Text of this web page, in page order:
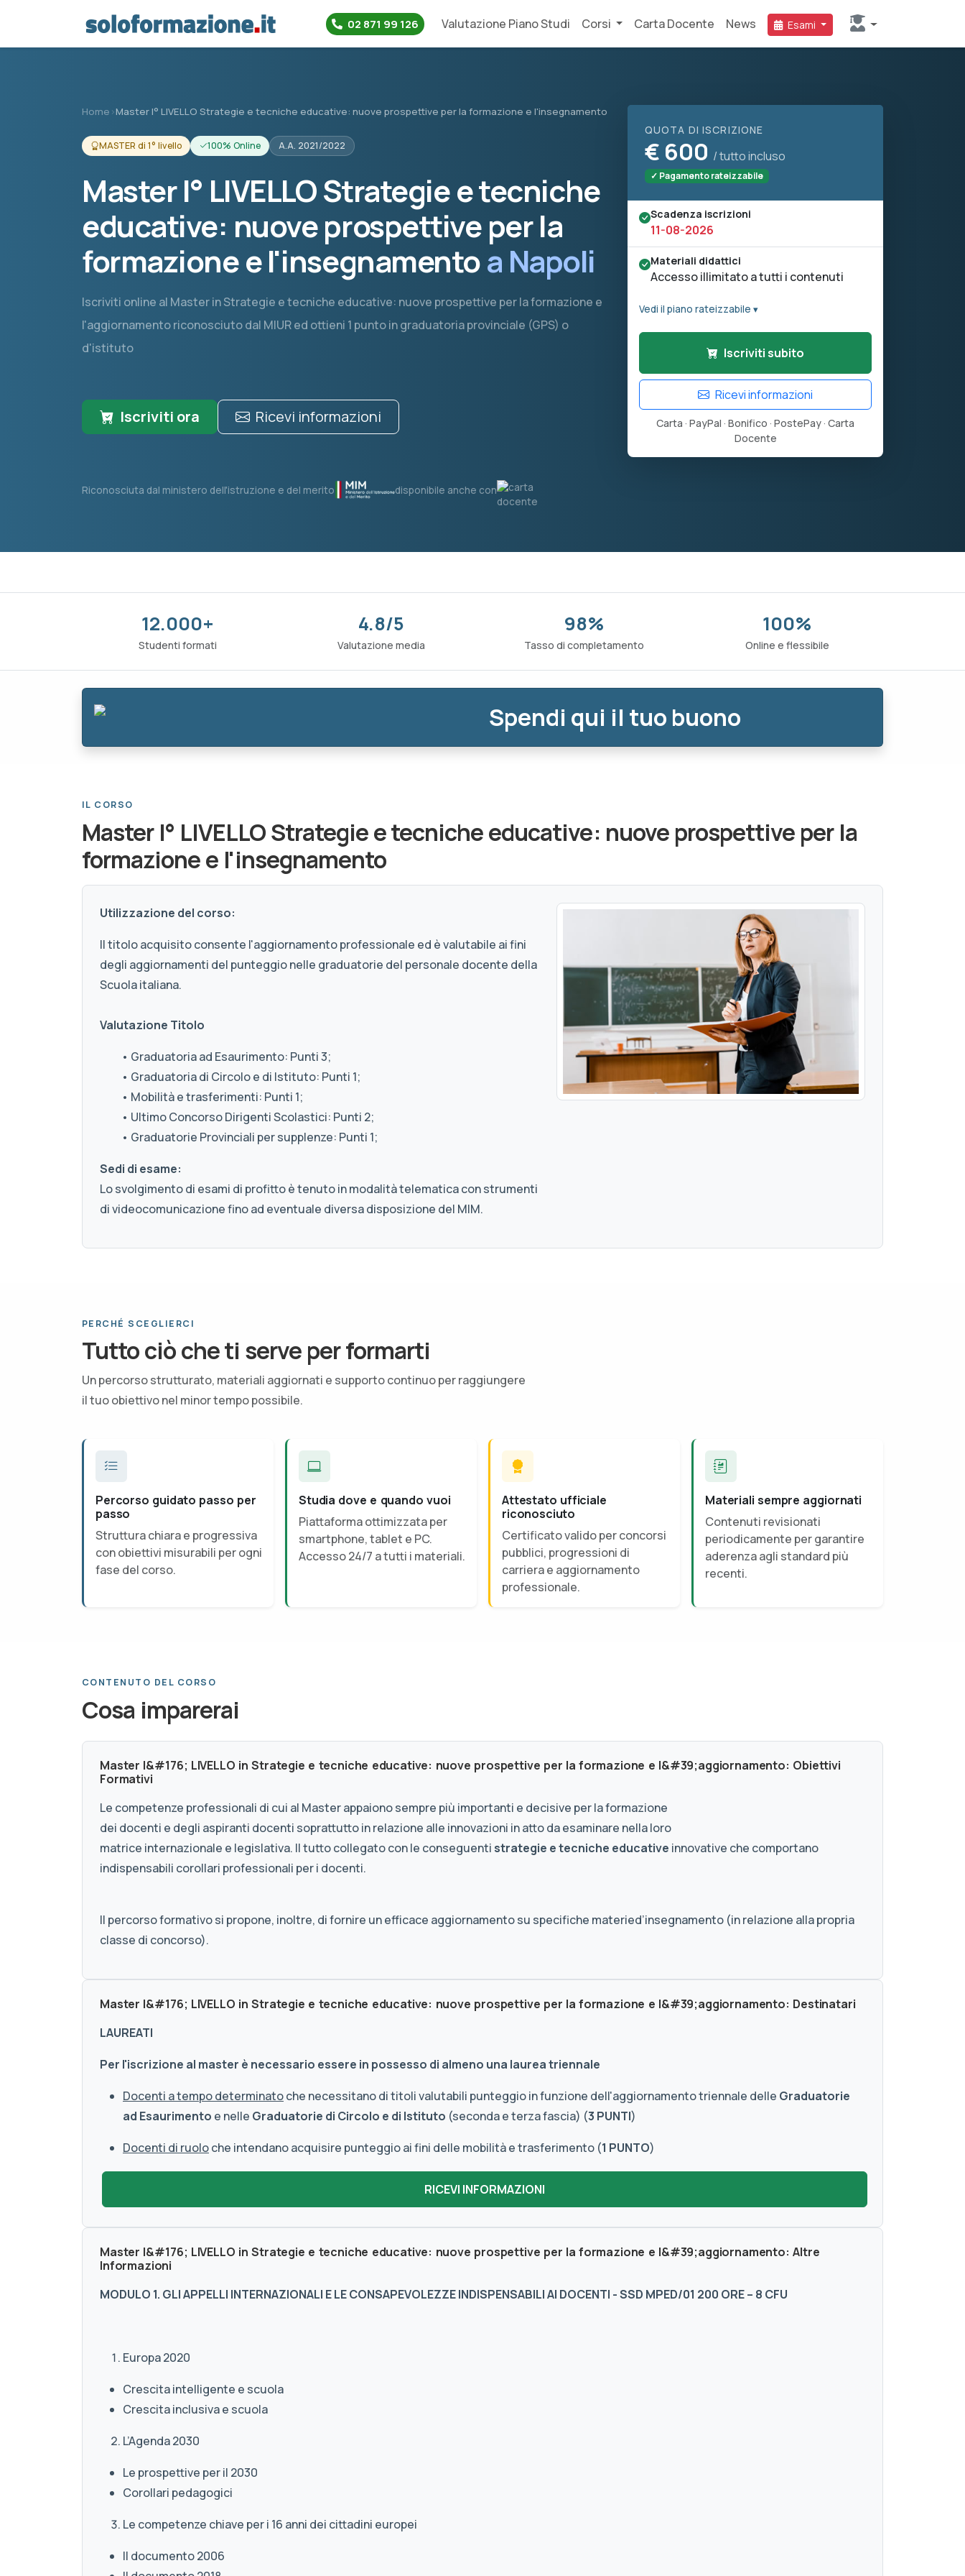
02 871 99 126 Valutazione Piano Studi Corsi Carta Docente News Esami
Home ›Master I° LIVELLO Strategie e tecniche educative: nuove prospettive per la formazione e l'insegnamento
MASTER di 1° livello 100% Online A.A. 2021/2022
Master I° LIVELLO Strategie e tecniche
educative: nuove prospettive per la
formazione e l'insegnamentoa Napoli
Iscriviti online al Master in Strategie e tecniche educative: nuove prospettive per la formazione e
l'aggiornamento riconosciuto dal MIUR ed ottieni 1 punto in graduatoria provinciale (GPS) o
d'istituto
Iscriviti ora Ricevi informazioni
Riconosciuta dal ministero dell'istruzione e del merito disponibile anche con
QUOTA DI ISCRIZIONE
€ 600 / tutto incluso
✓ Pagamento rateizzabile
Scadenza iscrizioni
11-08-2026
Materiali didattici
Accesso illimitato a tutti i contenuti
Vedi il piano rateizzabile ▾
Iscriviti subito
Ricevi informazioni
Carta · PayPal · Bonifico · PostePay · Carta
Docente
12.000+
Studenti formati
4.8/5
Valutazione media
98%
Tasso di completamento
100%
Online e flessibile
Spendi qui il tuo buono
IL CORSO
Master I° LIVELLO Strategie e tecniche educative: nuove prospettive per la
formazione e l'insegnamento
Utilizzazione del corso:
Il titolo acquisito consente l'aggiornamento professionale ed è valutabile ai fini
degli aggiornamenti del punteggio nelle graduatorie del personale docente della
Scuola italiana.
Valutazione Titolo
• Graduatoria ad Esaurimento: Punti 3;
• Graduatoria di Circolo e di Istituto: Punti 1;
• Mobilità e trasferimenti: Punti 1;
• Ultimo Concorso Dirigenti Scolastici: Punti 2;
• Graduatorie Provinciali per supplenze: Punti 1;
Sedi di esame:
Lo svolgimento di esami di profitto è tenuto in modalità telematica con strumenti
di videocomunicazione fino ad eventuale diversa disposizione del MIM.
PERCHÉ SCEGLIERCI
Tutto ciò che ti serve per formarti
Un percorso strutturato, materiali aggiornati e supporto continuo per raggiungere
il tuo obiettivo nel minor tempo possibile.
Percorso guidato passo per
passo
Struttura chiara e progressiva
con obiettivi misurabili per ogni
fase del corso.
Studia dove e quando vuoi
Piattaforma ottimizzata per
smartphone, tablet e PC.
Accesso 24/7 a tutti i materiali.
Attestato ufficiale
riconosciuto
Certificato valido per concorsi
pubblici, progressioni di
carriera e aggiornamento
professionale.
Materiali sempre aggiornati
Contenuti revisionati
periodicamente per garantire
aderenza agli standard più
recenti.
CONTENUTO DEL CORSO
Cosa imparerai
Master I&#176; LIVELLO in Strategie e tecniche educative: nuove prospettive per la formazione e l&#39;aggiornamento: Obiettivi
Formativi
Le competenze professionali di cui al Master appaiono sempre più importanti e decisive per la formazione
dei docenti e degli aspiranti docenti soprattutto in relazione alle innovazioni in atto da esaminare nella loro
matrice internazionale e legislativa. Il tutto collegato con le conseguenti strategie e tecniche educative innovative che comportano
indispensabili corollari professionali per i docenti.
Il percorso formativo si propone, inoltre, di fornire un efficace aggiornamento su specifiche materied’insegnamento (in relazione alla propria
classe di concorso).
Master I&#176; LIVELLO in Strategie e tecniche educative: nuove prospettive per la formazione e l&#39;aggiornamento: Destinatari
LAUREATI
Per l'iscrizione al master è necessario essere in possesso di almeno una laurea triennale
Docenti a tempo determinatoche necessitano di titoli valutabili punteggio in funzione dell'aggiornamento triennale delle Graduatorie
ad Esaurimento e nelle Graduatorie di Circolo e di Istituto (seconda e terza fascia) (3 PUNTI)
Docenti di ruoloche intendano acquisire punteggio ai fini delle mobilità e trasferimento (1 PUNTO)
Master I&#176; LIVELLO in Strategie e tecniche educative: nuove prospettive per la formazione e l&#39;aggiornamento: Altre
Informazioni
MODULO 1. GLI APPELLI INTERNAZIONALI E LE CONSAPEVOLEZZE INDISPENSABILI AI DOCENTI - SSD MPED/01 200 ORE – 8 CFU
Europa 2020
Crescita intelligente e scuola
Crescita inclusiva e scuola
L’Agenda 2030
Le prospettive per il 2030
Corollari pedagogici
Le competenze chiave per i 16 anni dei cittadini europei
Il documento 2006